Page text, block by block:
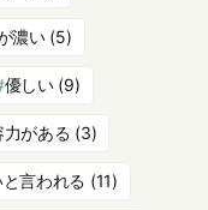
濃い(5)
優しい(9)
力がある (3)
言われる (11)